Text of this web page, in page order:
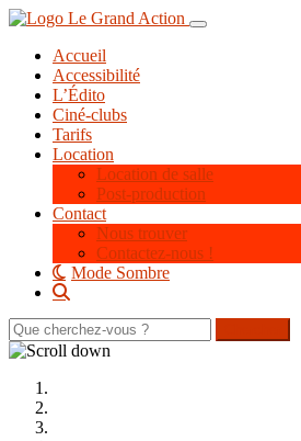
Aller
contenu
principal
Toggle navigation
Accueil
Accessibilité
L’Édito
Ciné-clubs
Tarifs
Location
Location de salle
Post-production
Contact
Nous trouver
Contactez-nous !
Mode Sombre
Rechercher
sur